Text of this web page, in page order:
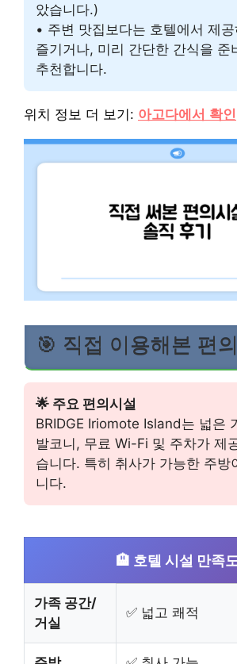
았습니다.)
• 주변 맛집보다는 호텔에서 제
즐기거나, 미리 간단한 간식을 준
추천합니다.
위치 정보 더 보기: 아고다에서 확인
🎯 직접 이용해본 편
🌟 주요 편의시설
BRIDGE Iriomote Island는 넓은
발코니, 무료 Wi-Fi 및 주차가 제
습니다. 특히 취사가 가능한 주방
니다.
🏨 호텔 시설 만족
가족 공간/
거실
✅ 넓고 쾌적